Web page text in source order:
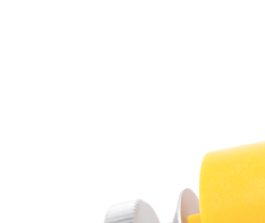
Regulamin sklepu